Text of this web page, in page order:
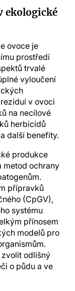
ekologické
ovoce je
prostředí
trvalé
vyloučení
v ovoci
na necílové
herbicidů
další benefity.
produkce
metod ochrany
přípravků
(CpGV),
systému
přínosem
modelů pro
odlišný
o půdu a ve